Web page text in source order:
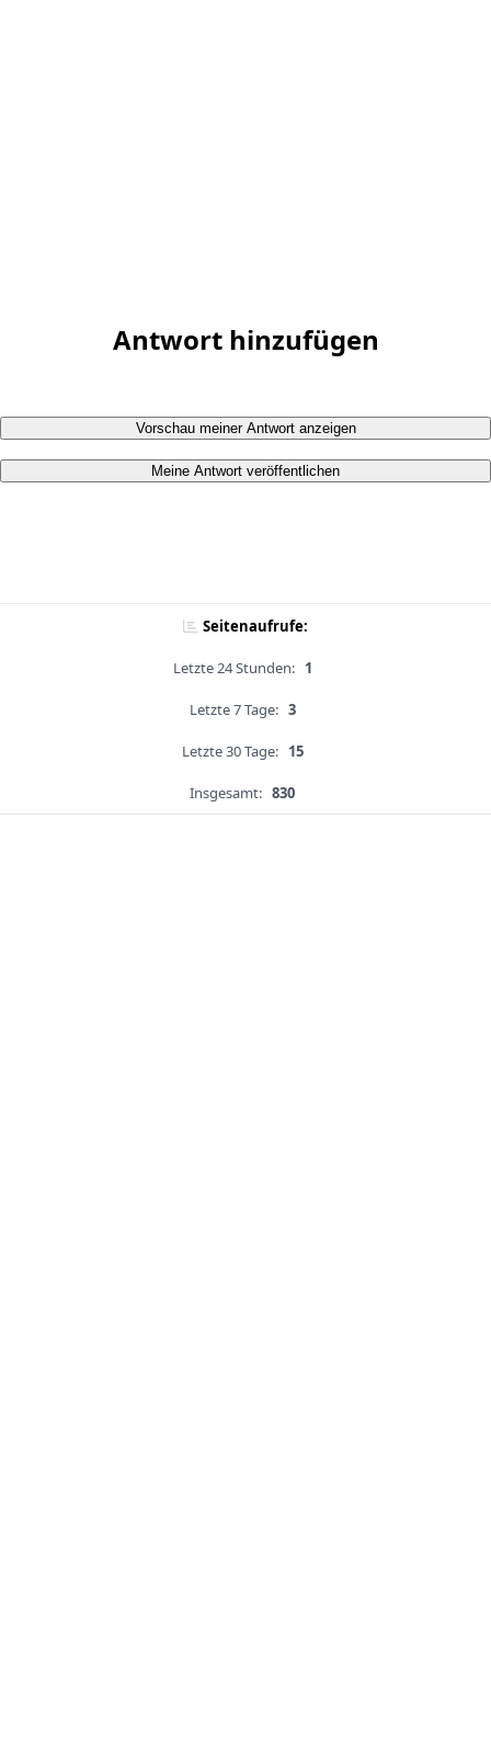
Antwort hinzufügen
Vorschau meiner Antwort anzeigen
Meine Antwort veröffentlichen
Seitenaufrufe:
Letzte 24 Stunden: 1
Letzte 7 Tage: 3
Letzte 30 Tage: 15
Insgesamt: 830